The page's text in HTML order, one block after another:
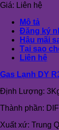
Giá: Liên hệ
Mô tả
Đăng ký
Hậu mãi
Tại sao
Liên hệ
Gas Lạnh DY
Định Lượng:
Thành phần:
Xuất xứ: Trung